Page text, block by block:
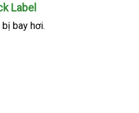
Label
bị bay hơitổng
.